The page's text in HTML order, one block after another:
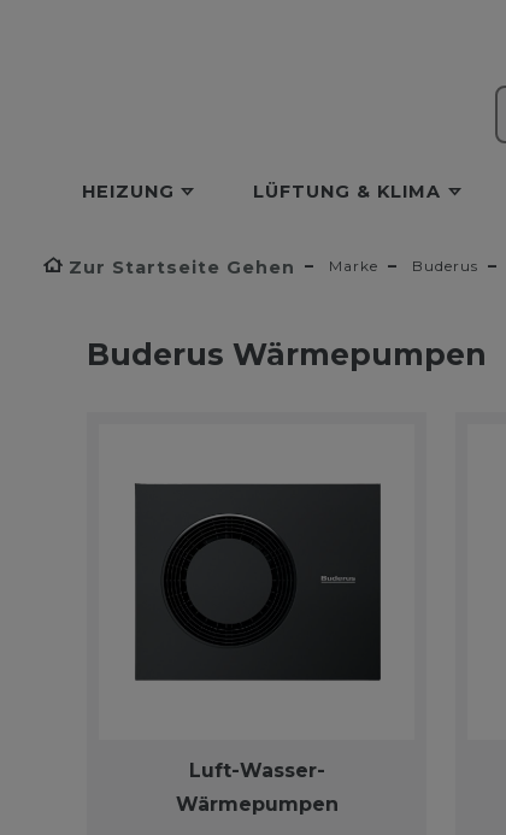
HEIZUNG LÜFTUNG & KLIMA
Zur Startseite Gehen Marke Buderus
Buderus Wärmepumpen
Luft-Wasser-
Wärmepumpen